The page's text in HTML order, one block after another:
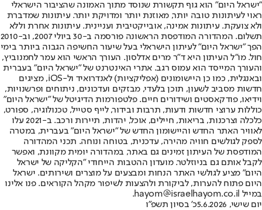
"ישראל היום" הוא גוף תקשורת שנוסד מתוך האמונה שהציבור הישראלי
ראוי לעיתונות טובה יותר, מאוזנת יותר ומדויקת יותר. עיתונות שמדברת
ולא צועקת. עיתונות אמינה, אובייקטיבית ועניינית. עיתונות אחרת וללא
תשלום. המהדורה המודפסת הראשונה פורסמה ב-30 ביולי 2007, וב-2010
הפך "ישראל היום" לעיתון הישראלי בעל שיעור החשיפה הגבוה ביותר בימי
חול. מו"ל העיתון היא ד"ר מרים אדלסון. העורך הראשי הוא עמר לחמנוביץ,
והעורך המייסד הוא עמוס רגב. אתרי האינטרנט של "ישראל היום" בעברית
ובאנגלית, כמו כן היישומונים (אפליקציות) לאנדרואיד ול-iOS, מציגים
חדשות מסביב לשעון, תוכן בלעדי, מבזקים ועדכונים, ניתוחים ופרשנויות,
וידיאו, פודקאסטים ושידורים חיים. פלטפורמות הדיגיטל של "ישראל היום"
כוללות ערוצי חדשות ודעות, תרבות ובידור, לייף סטייל, טכנולוגיה, ספורט,
כלכלה וצרכנות, בריאות, חיילים, אוכל, יהדות, תיירות ורכב. ב-2021 עלו
לאוויר האתר החדש והיישומון החדש של "ישראל היום" בעברית, במטרה
לספק לגולשים חוויה מהירה, עדכנית, בטוחה ונוחה. תכני המהדורה
המודפסת של העיתון זמינים גם באתר, במהדורה יומית מקוונת, ואפשר
לקבל אותם גם בניוזלטר. מועדון ההטבות הייחודי "הקליקה של ישראל
היום" מציע לגולשי האתר הנחות ומבצעים על מוצרים ושירותים. ישראל
היום פתוח להערות, לביקורת ולהצעות לשיפור מקהל הקוראים. פנו אלינו
במייל hayom@israelhayom.co.il.
יום שישי, 5.6.2026
כ' בסיון תשפ"ו